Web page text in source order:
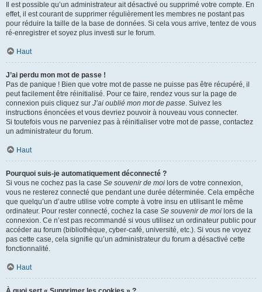
Il est possible qu’un administrateur ait désactivé ou supprimé votre compte. En
effet, il est courant de supprimer régulièrement les membres ne postant pas
pour réduire la taille de la base de données. Si cela vous arrive, tentez de vous
ré-enregistrer et soyez plus investi sur le forum.
Haut
J’ai perdu mon mot de passe !
Pas de panique ! Bien que votre mot de passe ne puisse pas être récupéré, il
peut facilement être réinitialisé. Pour ce faire, rendez vous sur la page de
connexion puis cliquez sur J’ai oublié mon mot de passe. Suivez les
instructions énoncées et vous devriez pouvoir à nouveau vous connecter.
Si toutefois vous ne parveniez pas à réinitialiser votre mot de passe, contactez
un administrateur du forum.
Haut
Pourquoi suis-je automatiquement déconnecté ?
Si vous ne cochez pas la case Se souvenir de moi lors de votre connexion,
vous ne resterez connecté que pendant une durée déterminée. Cela empêche
que quelqu’un d’autre utilise votre compte à votre insu en utilisant le même
ordinateur. Pour rester connecté, cochez la case Se souvenir de moi lors de la
connexion. Ce n’est pas recommandé si vous utilisez un ordinateur public pour
accéder au forum (bibliothèque, cyber-café, université, etc.). Si vous ne voyez
pas cette case, cela signifie qu’un administrateur du forum a désactivé cette
fonctionnalité.
Haut